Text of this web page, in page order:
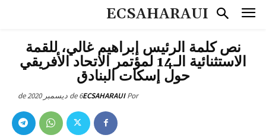
ECSAHARAUI
نص كلمة الرئيس إبراهيم غالي، للقمة
الاستثنائية الـ14 لمؤتمر الاتحاد الأفريقي
حول إسكات البنادق
Por
ECSAHARAUI6 de ديسمبر de 2020